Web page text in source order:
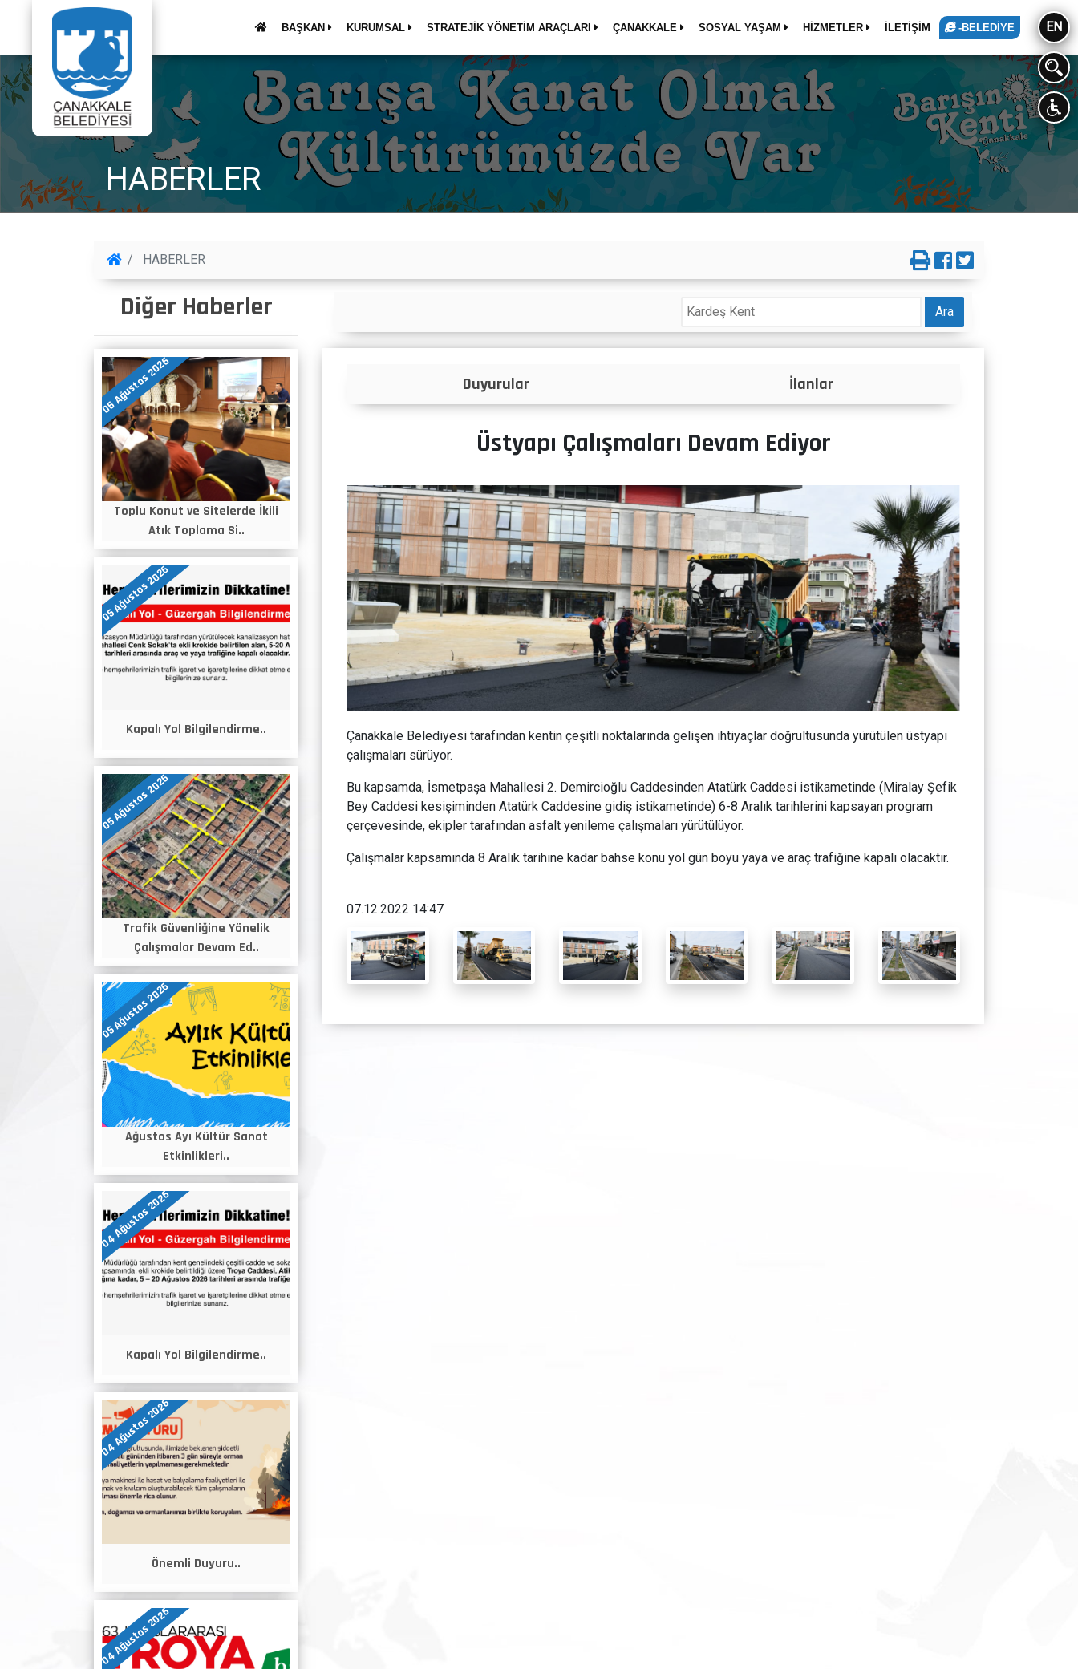
BAŞKAN KURUMSAL STRATEJİK YÖNETİM ARAÇLARI ÇANAKKALE SOSYAL YAŞAM HİZMETLER İLETİŞİM -BELEDİYE EN
HABERLER
HABERLER
Diğer Haberler
06 Ağustos 2026
Toplu Konut ve Sitelerde İkili
Atık Toplama Si..
05 Ağustos 2026
Kapalı Yol Bilgilendirme..
05 Ağustos 2026
Trafik Güvenliğine Yönelik
Çalışmalar Devam Ed..
05 Ağustos 2026
Ağustos Ayı Kültür Sanat
Etkinlikleri..
04 Ağustos 2026
Kapalı Yol Bilgilendirme..
04 Ağustos 2026
Önemli Duyuru..
04 Ağustos 2026
Ara
Duyurular İlanlar Projeler
Üstyapı Çalışmaları Devam Ediyor
Çanakkale Belediyesi tarafından kentin çeşitli noktalarında gelişen ihtiyaçlar doğrultusunda yürütülen üstyapı
çalışmaları sürüyor.
Bu kapsamda, İsmetpaşa Mahallesi 2. Demircioğlu Caddesinden Atatürk Caddesi istikametinde (Miralay Şefik
Bey Caddesi kesişiminden Atatürk Caddesine gidiş istikametinde) 6-8 Aralık tarihlerini kapsayan program
çerçevesinde, ekipler tarafından asfalt yenileme çalışmaları yürütülüyor.
Çalışmalar kapsamında 8 Aralık tarihine kadar bahse konu yol gün boyu yaya ve araç trafiğine kapalı olacaktır.
07.12.2022 14:47